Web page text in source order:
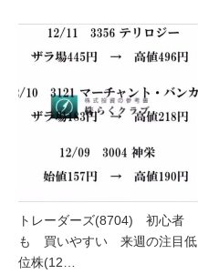
トレーダーズ(8704) 初心者
も 買いやすい 来週の注目低
位株(12…